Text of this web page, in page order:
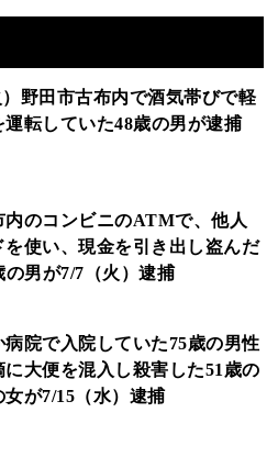
）野田市古布内で酒気帯びで軽
運転していた48歳の男が逮捕
内のコンビニのATMで、他人
を使い、現金を引き出し盗んだ
の男が7/7（火）逮捕
病院で入院していた75歳の男性
に大便を混入し殺害した51歳の
女が7/15（水）逮捕